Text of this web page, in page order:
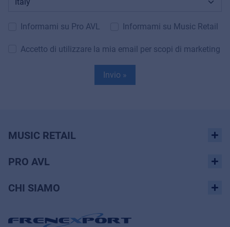
Informami su Pro AVL Informami su Music Retail
Accetto di utilizzare la mia email per scopi di marketing
Invio »
MUSIC RETAIL
PRO AVL
CHI SIAMO